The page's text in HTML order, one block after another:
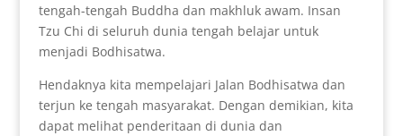
tengah-tengah Buddha dan makhluk awam. Insan
Tzu Chi di seluruh dunia tengah belajar untuk
menjadi Bodhisatwa.
Hendaknya kita mempelajari Jalan Bodhisatwa dan
terjun ke tengah masyarakat. Dengan demikian, kita
dapat melihat penderitaan di dunia dan